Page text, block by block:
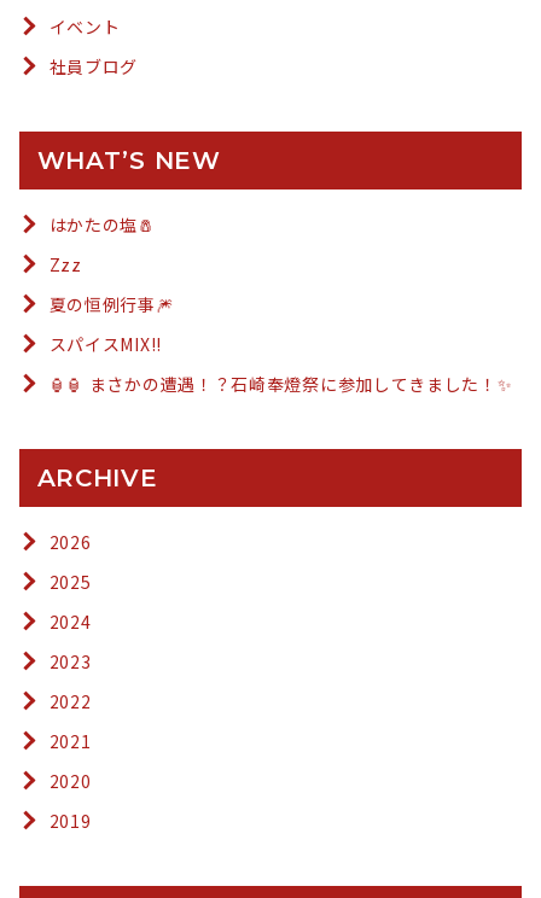
イベント
社員ブログ
WHAT’S NEW
はかたの塩🧂
Zzz
夏の恒例行事🎆
スパイスMIX!!
🏮🏮 まさかの遭遇！？石崎奉燈祭に参加してきました！✨
ARCHIVE
2026
2025
2024
2023
2022
2021
2020
2019